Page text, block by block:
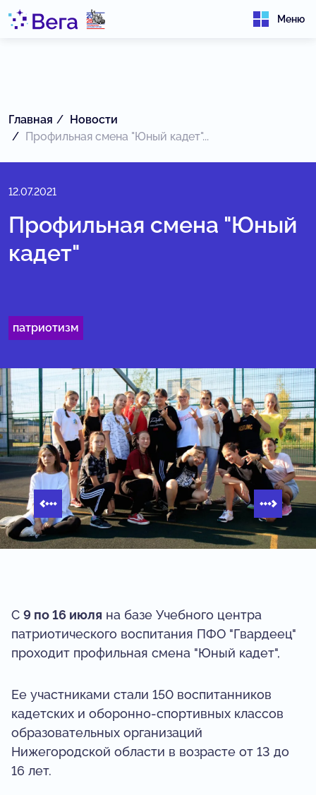
Меню
Главная
Новости
Профильная смена "Юный кадет"...
12.07.2021
Профильная смена "Юный
кадет"
патриотизм
С 9 по 16 июля на базе Учебного центра
патриотического воспитания ПФО "Гвардеец"
проходит профильная смена "Юный кадет",
Ее участниками стали 150 воспитанников
кадетских и оборонно-спортивных классов
образовательных организаций
Нижегородской области в возрасте от 13 до
16 лет.